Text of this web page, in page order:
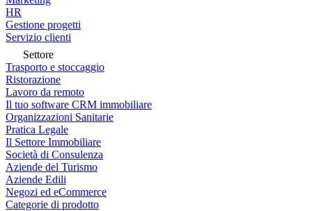
HR
Gestione progetti
Servizio clienti
Settore
Trasporto e stoccaggio
Ristorazione
Lavoro da remoto
Il tuo software CRM immobiliare
Organizzazioni Sanitarie
Pratica Legale
Il Settore Immobiliare
Società di Consulenza
Aziende del Turismo
Aziende Edili
Negozi ed eCommerce
Categorie di prodotto